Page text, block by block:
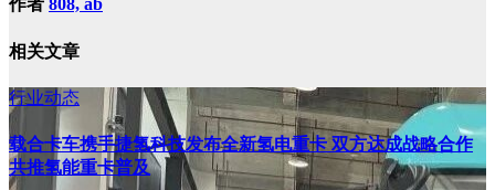
作者 808, ab
相关文章
行业动态
载合卡车携手捷氢科技发布全新氢电重卡 双方达成战略合作
共推氢能重卡普及